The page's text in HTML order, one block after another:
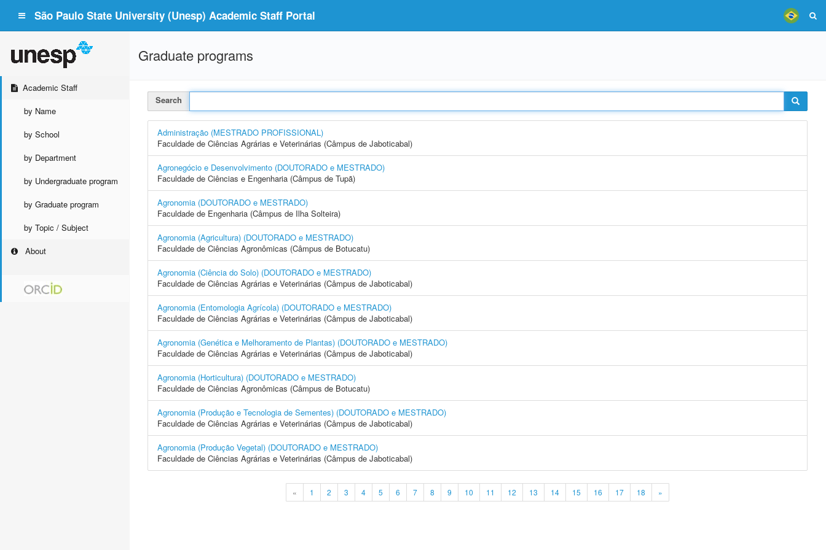
São Paulo State University (Unesp) Academic Staff Portal
Academic Staff
by Name
by School
by Department
by Undergraduate program
by Graduate program
by Topic / Subject
About
Graduate programs
Search
Administração (MESTRADO PROFISSIONAL)
Faculdade de Ciências Agrárias e Veterinárias (Câmpus de Jaboticabal)
Agronegócio e Desenvolvimento (DOUTORADO e MESTRADO)
Faculdade de Ciências e Engenharia (Câmpus de Tupã)
Agronomia (DOUTORADO e MESTRADO)
Faculdade de Engenharia (Câmpus de Ilha Solteira)
Agronomia (Agricultura) (DOUTORADO e MESTRADO)
Faculdade de Ciências Agronômicas (Câmpus de Botucatu)
Agronomia (Ciência do Solo) (DOUTORADO e MESTRADO)
Faculdade de Ciências Agrárias e Veterinárias (Câmpus de Jaboticabal)
Agronomia (Entomologia Agrícola) (DOUTORADO e MESTRADO)
Faculdade de Ciências Agrárias e Veterinárias (Câmpus de Jaboticabal)
Agronomia (Genética e Melhoramento de Plantas) (DOUTORADO e MESTRADO)
Faculdade de Ciências Agrárias e Veterinárias (Câmpus de Jaboticabal)
Agronomia (Horticultura) (DOUTORADO e MESTRADO)
Faculdade de Ciências Agronômicas (Câmpus de Botucatu)
Agronomia (Produção e Tecnologia de Sementes) (DOUTORADO e MESTRADO)
Faculdade de Ciências Agrárias e Veterinárias (Câmpus de Jaboticabal)
Agronomia (Produção Vegetal) (DOUTORADO e MESTRADO)
Faculdade de Ciências Agrárias e Veterinárias (Câmpus de Jaboticabal)
« 1 2 3 4 5 6 7 8 9 10 11 12 13 14 15 16 17 18 »